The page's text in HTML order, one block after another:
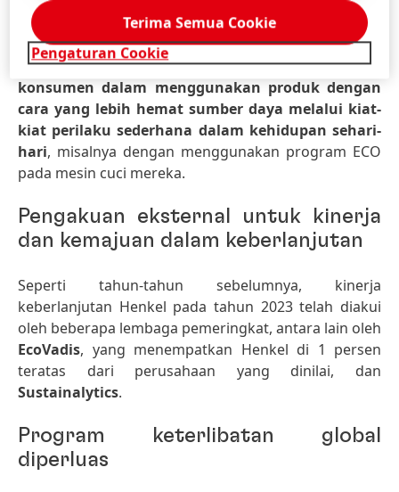
Di unit bisnisConsumer Brands
, Henkel
meluncurkan inisiatif"It start with us"pada tahun
2023. Tujuannya adalah untukmendukung
konsumen dalam menggunakan produk dengan
cara yang lebih hemat sumber daya melalui kiat-
kiat perilaku sederhana dalam kehidupan sehari-
hari, misalnya dengan menggunakan program ECO
pada mesin cuci mereka.
Pengakuan eksternal untuk kinerja
dan kemajuan dalam keberlanjutan
Seperti tahun-tahun sebelumnya, kinerja
keberlanjutan Henkel pada tahun 2023 telah diakui
oleh beberapa lembaga pemeringkat, antara lain oleh
EcoVadis, yang menempatkan Henkel di 1 persen
teratas dari perusahaan yang dinilai, dan
Sustainalytics.
Program keterlibatan global
diperluas
Pengaturan Cookie
Terima Semua Cookie